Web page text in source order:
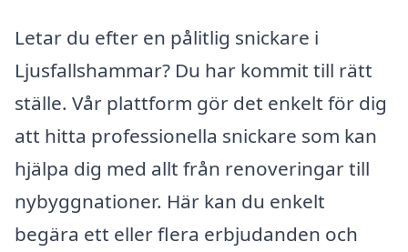
Letar du efter en pålitlig snickare i
Ljusfallshammar? Du har kommit till rätt
ställe. Vår plattform gör det enkelt för dig
att hitta professionella snickare som kan
hjälpa dig med allt från renoveringar till
nybyggnationer. Här kan du enkelt
begära ett eller flera erbjudanden och